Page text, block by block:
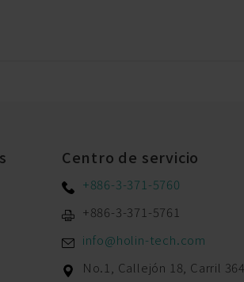
Centro de servicio
+886-3-371-5760
+886-3-371-5761
info@holin-tech.com
No.1, Callejón 18, Carril